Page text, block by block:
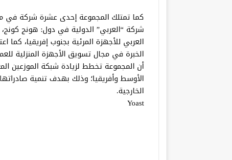
كما تمتلك المجموعة إحدى عشرة شركة في
شركة “العربي” الدولية في دول: هونج كونج،
العربي للأجهزة المرئية بجنوب إفريقيا،
الخبرة في مجال تسويق الأجهزة المنزلية
أن المجموعة تخطط لزيادة شبكة الموزعين
الأوسط وأفريقيا؛ وذلك بهدف تنمية
الخارجية.
Yoast